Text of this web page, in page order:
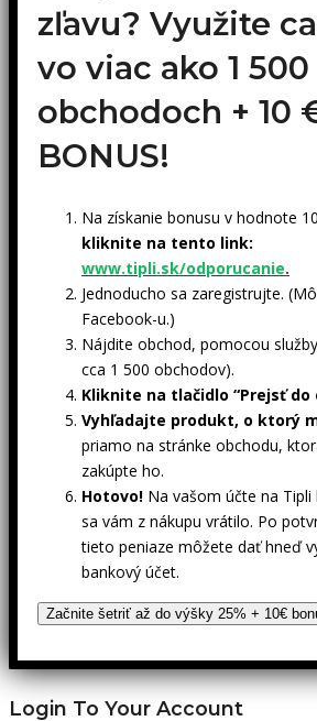
zľavu? Využite
vo viac ako 1 500
obchodoch + 10
BONUS!
Na získanie bonusu v hodnote
kliknite na tento link:
www.tipli.sk/odporucanie.
Jednoducho sa zaregistrujte.
Facebook-u.)
Nájdite obchod, pomocou
cca 1 500 obchodov).
Kliknite na tlačidlo “Prejsť do
Vyhľadajte produkt, o ktorý
priamo na stránke obchodu,
zakúpte ho.
Hotovo! Na vašom účte na
sa vám z nákupu vrátilo. Po
tieto peniaze môžete dať hneď
bankový účet.
Začnite šetriť až do výšky 25% + 10€
Login To Your Account